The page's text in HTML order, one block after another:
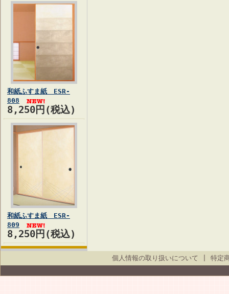
和紙ふすま紙 ESR-
808
8,250円(税込)
和紙ふすま紙 ESR-
809
8,250円(税込)
個人情報の取り扱いについて 特定